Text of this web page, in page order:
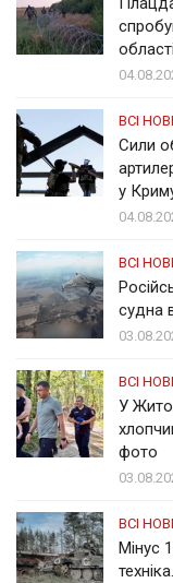
ВСІ
Сили
у
ВСІ
судна
ВСІ
У
фото
ВСІ
Мінус